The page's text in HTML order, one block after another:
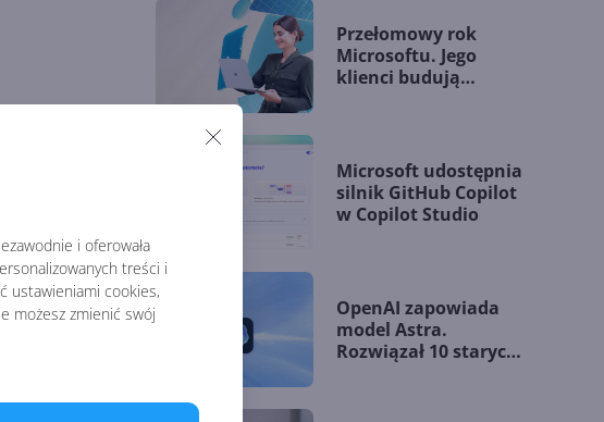
i oferowała
treści i
ustawieniami cookies,
możesz zmienić swój
Przełomowy rok
Microsoftu. Jego
klienci budują
Microsoft udostępnia
silnik GitHub Copilot
w Copilot Studio
OpenAI zapowiada
model Astra.
Rozwiązał 10 starych